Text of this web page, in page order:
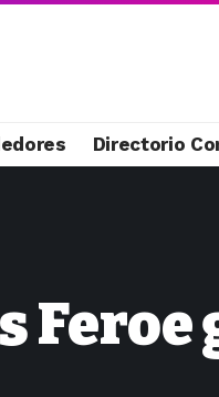
Directorio
Feroe